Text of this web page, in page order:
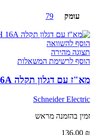
עומק 79
הוסף להשוואה
תצוגה מהירה
הוסף לרשימת המשאלות
מא"ז עם דגלון תקלה 3P iC60H 16A
Schneider Electric
זמין בהזמנה מראש
136.00 ₪